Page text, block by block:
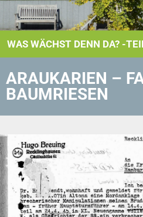
WAS WÄCHST DENN DA? -
ARAUKARIEN –
BAUMRIESEN